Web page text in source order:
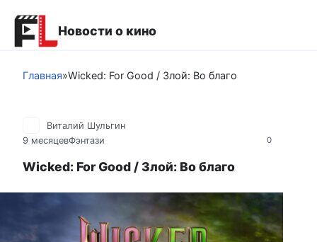
контенту
Новости о кино
Главная»Wicked: For Good / Злой: Во благо
0
Виталий Шульгин
9 месяцевФэнтази
Wicked: For Good / Злой: Во благо